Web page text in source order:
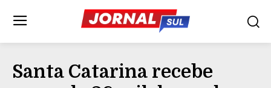
Santa Catarina recebe